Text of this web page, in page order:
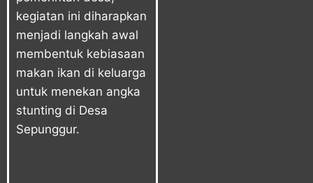
kegiatan ini diharapkan
menjadi langkah awal
membentuk kebiasaan
makan ikan di keluarga
untuk menekan angka
stunting di Desa
Sepunggur.